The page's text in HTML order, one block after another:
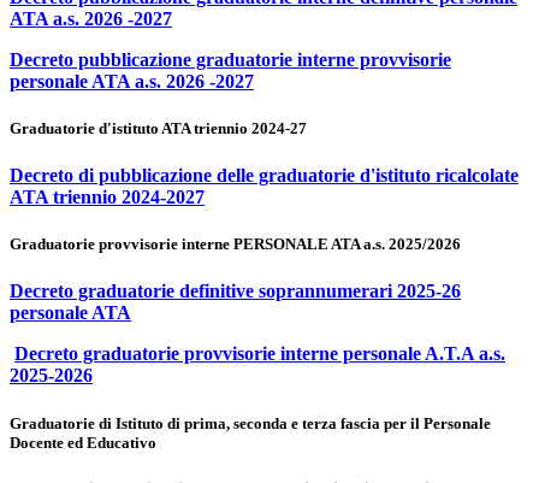
ATA a.s. 2026 -2027
Decreto pubblicazione graduatorie interne provvisorie
personale ATA a.s. 2026 -2027
Graduatorie d'istituto ATA triennio 2024-27
Decreto di pubblicazione delle graduatorie d'istituto ricalcolate
ATA triennio 2024-2027
Graduatorie provvisorie interne PERSONALE ATA a.s. 2025/2026
Decreto graduatorie definitive soprannumerari 2025-26
personale ATA
Decreto graduatorie provvisorie interne personale A.T.A a.s.
2025-2026
Graduatorie di Istituto di prima, seconda e terza fascia per il Personale
Docente ed Educativo